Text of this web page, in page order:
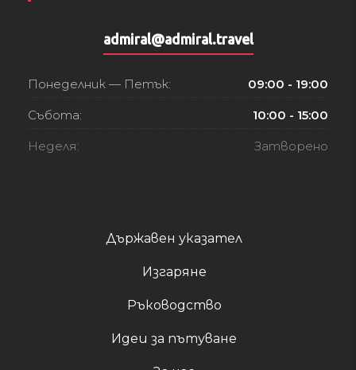
Държавен указател
Изгаряне
Ръководство
Идеи за пътуване
admiral@admiral.travel
Понеделник — Петък: 09:00 - 19:00
Събота: 10:00 - 15:00
Неделя: Затворено